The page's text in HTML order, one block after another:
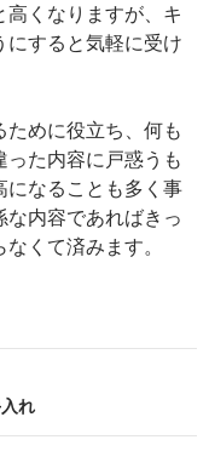
高くなりますが、キ
にすると気軽に受け
めに役立ち、何も
た内容に戸惑うも
になることも多く事
内容であればきっ
くて済みます。
れ